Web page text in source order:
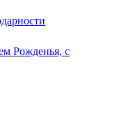
Рожденья, с